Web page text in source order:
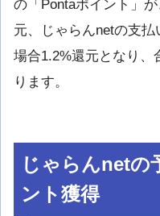
の「Pontaポイント」
元、じゃらんnetの支
場合1.2%還元となり、
ります。
じゃらんnetの
ント獲得